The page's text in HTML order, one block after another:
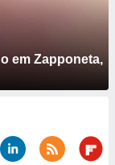
em Zapponeta,